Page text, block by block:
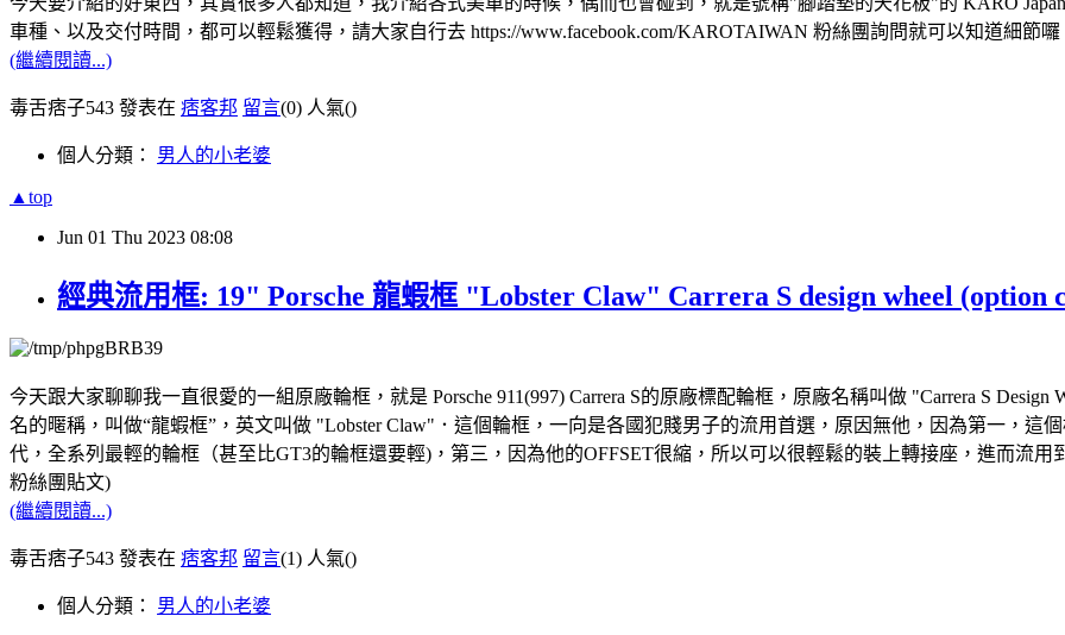
車種、以及交付時間，都可以輕鬆獲得，請大家自行去 https://www.facebook.com/KAROTAIWAN 粉絲團詢問就可以知道細節囉
(繼續閱讀...)
毒舌痞子543 發表在 痞客邦 留言(0) 人氣()
個人分類： 男人的小老婆
▲top
Jun 01 Thu 2023 08:08
經典流用框: 19" Porsche 龍蝦框 "Lobster Claw" Carrera S design wheel (option
今天跟大家聊聊我一直很愛的一組原廠輪框，就是 Porsche 911(997) Carrera S的原廠標配輪框，原廠名稱叫做 "Carrera S
名的暱稱，叫做“龍蝦框”，英文叫做 "Lobster Claw"．這個輪框，一向是各國犯賤男子的流用首選，原因無他，因為第一，這
代，全系列最輕的輪框（甚至比GT3的輪框還要輕)，第三，因為他的OFFSET很縮，所以可以很輕鬆的裝上轉接座，進而流
粉絲團貼文)
(繼續閱讀...)
毒舌痞子543 發表在 痞客邦 留言(1) 人氣()
個人分類： 男人的小老婆